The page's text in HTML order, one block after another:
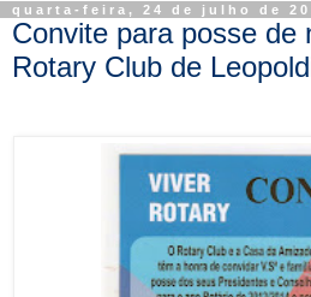
quarta-feira, 24 de julho de
Convite para posse de
Rotary Club de